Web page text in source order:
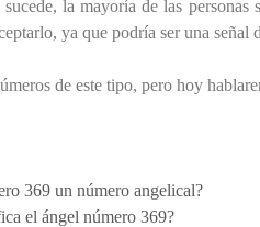
sucede, la mayoría de las
ya que podría ser una señal
de este tipo, pero hoy
369 un número angelical?
el ángel número 369?